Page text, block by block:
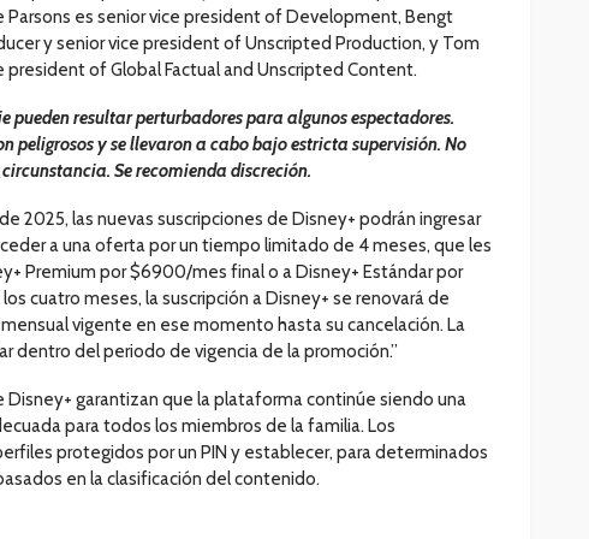
Parsons es senior vice president of Development, Bengt
y senior vice president of Unscripted Production, y Tom
president of Global Factual and Unscripted Content.
pueden resultar perturbadores para algunos espectadores.
peligrosos y se llevaron a cabo bajo estricta supervisión. No
Se recomienda discreción.
2025, las nuevas suscripciones de Disney+ podrán ingresar
a una oferta por un tiempo limitado de 4 meses, que les
Premium por $6900/mes final o a Disney+ Estándar por
cuatro meses, la suscripción a Disney+ se renovará de
vigente en ese momento hasta su cancelación. La
dentro del periodo de vigencia de la promoción.”
garantizan que la plataforma continúe siendo una
para todos los miembros de la familia. Los
protegidos por un PIN y establecer, para determinados
en la clasificación del contenido.